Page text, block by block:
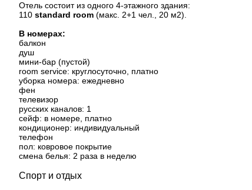
Отель состоит из одного 4-этажного здания:
110 standard room (макс. 2+1 чел., 20 м2).
В номерах:
балкон
душ
мини-бар (пустой)
room service: круглосуточно, платно
уборка номера: ежедневно
фен
телевизор
русских каналов: 1
сейф: в номере, платно
кондиционер: индивидуальный
телефон
пол: ковровое покрытие
смена белья: 2 раза в неделю
Спорт и отдых